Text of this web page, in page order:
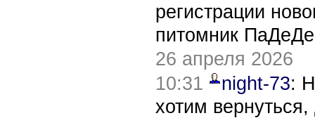
регистрации
питомник
26 апреля 2026
10:31
night-73:
хотим